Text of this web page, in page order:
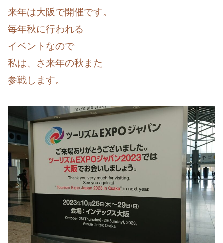
来年は大阪で開催です。
毎年秋に行われる
イベントなので
私は、さ来年の秋また
参戦します。